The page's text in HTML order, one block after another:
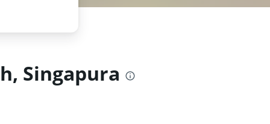
Singapura